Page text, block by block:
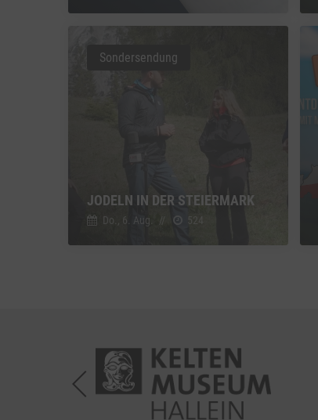
JODELN IN DER STEIERMARK
Do., 6. Aug. // 524
Sondersendung